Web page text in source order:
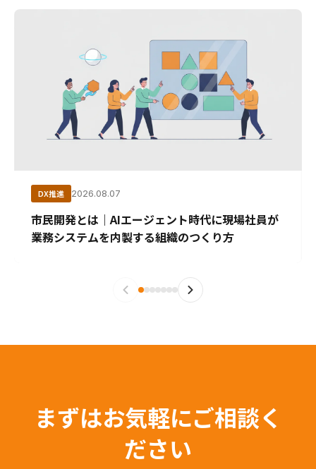
DX推進 2026.08.07
市民開発とは｜AIエージェント時代に現場社員が
業務システムを内製する組織のつくり方
まずはお気軽にご相談く
ださい